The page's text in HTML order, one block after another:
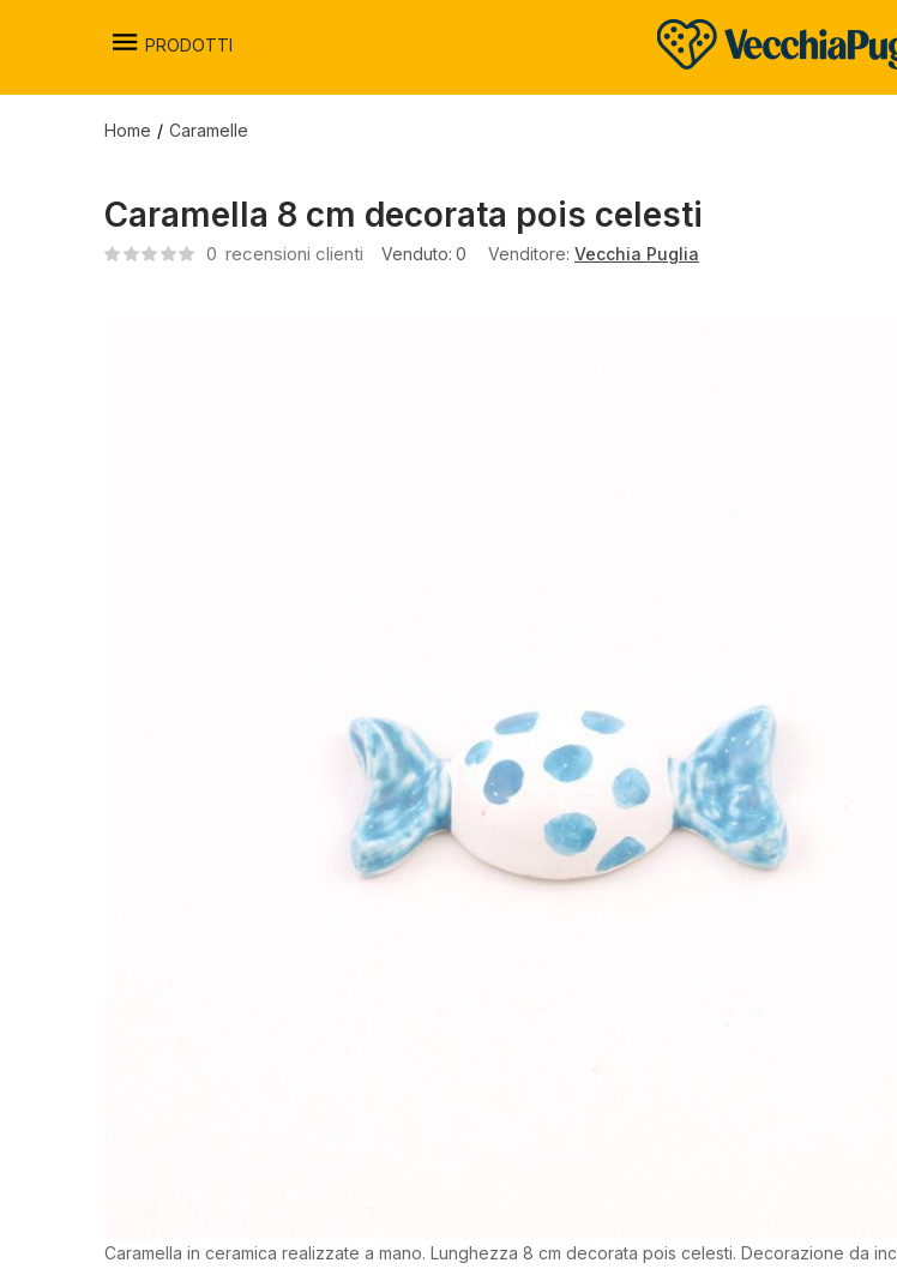
PRODOTTI
Home Caramelle
Caramella 8 cm decorata pois celesti
0 recensioni clienti Venduto: 0 Venditore: Vecchia Puglia
Caramella in ceramica realizzate a mano. Lunghezza 8 cm decorata pois celesti. Decorazione da